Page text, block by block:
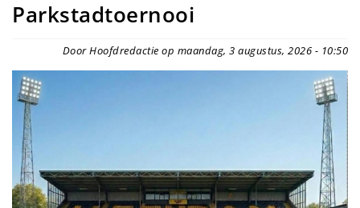
Parkstadtoernooi
Door Hoofdredactie op maandag, 3 augustus, 2026 - 10:50